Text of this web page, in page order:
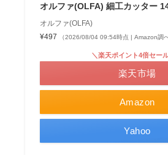
オルファ(OLFA) 細工カッター
オルファ(OLFA)
¥497
（2026/08/04 09:54時点 | Amazon調べ
Amazon
＼楽天ポイント4倍セー
楽天市場
Yahoo